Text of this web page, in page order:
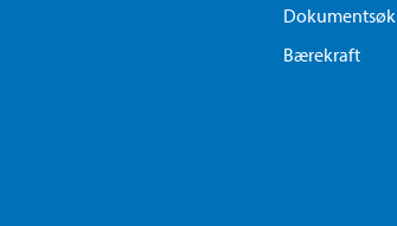
Dokumentsøk
Bærekraft